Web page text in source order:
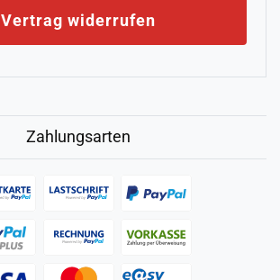
Vertrag widerrufen
Zahlungsarten